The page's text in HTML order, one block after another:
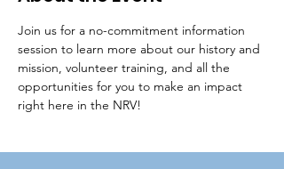
Join us for a no-commitment information
session to learn more about our history and
mission, volunteer training, and all the
opportunities for you to make an impact
right here in the NRV!